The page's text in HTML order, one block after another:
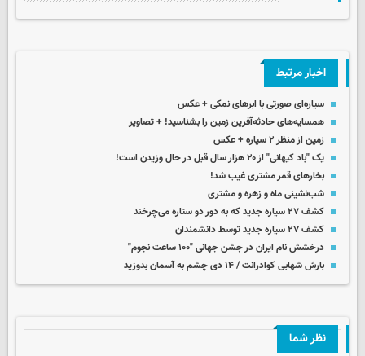
اخبار مرتبط
سیاره‌ای صورتی با ابرهای نمکی + عکس
همسایه‌های حادثه‌آفرین زمین را بشناسید! + تصاویر
زمین از منظر ۲ سیاره + عکس
یک "باد کیهانی" از ۲۰ هزار سال قبل در حال وزیدن است!
بخارهای قمر مشتری غیب شد!
شب‌نشینی ماه و زهره و مشتری
کشف ۲۷ سیاره جدید که به دور دو ستاره می‌چرخند
کشف ۲۷ سیاره جدید توسط دانشمندان
درخشش نام ایران در جشن جهانی "۱۰۰ ساعت نجوم"
بارش شهابی کوادرانت / ۱۴ دی‌ چشم به آسمان بدوزید
نظر شما